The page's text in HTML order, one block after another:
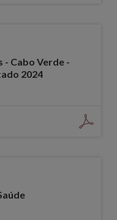
- Cabo Verde -
2024